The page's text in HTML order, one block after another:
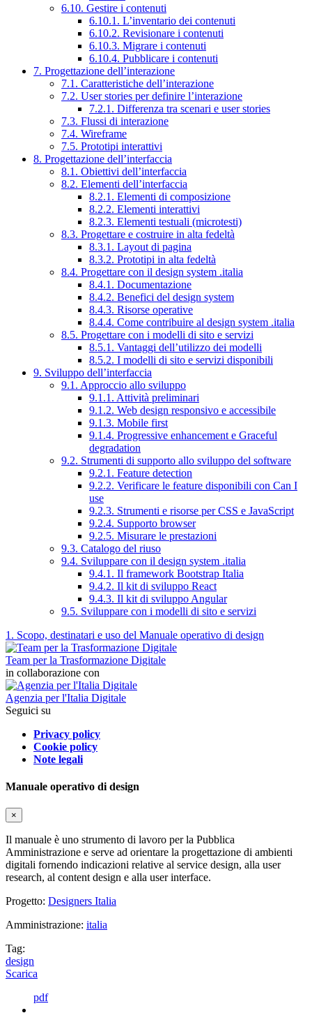
6.10. Gestire i contenuti
6.10.1. L’inventario dei contenuti
6.10.2. Revisionare i contenuti
6.10.3. Migrare i contenuti
6.10.4. Pubblicare i contenuti
7. Progettazione dell’interazione
7.1. Caratteristiche dell’interazione
7.2. User stories per definire l’interazione
7.2.1. Differenza tra scenari e user stories
7.3. Flussi di interazione
7.4. Wireframe
7.5. Prototipi interattivi
8. Progettazione dell’interfaccia
8.1. Obiettivi dell’interfaccia
8.2. Elementi dell’interfaccia
8.2.1. Elementi di composizione
8.2.2. Elementi interattivi
8.2.3. Elementi testuali (microtesti)
8.3. Progettare e costruire in alta fedeltà
8.3.1. Layout di pagina
8.3.2. Prototipi in alta fedeltà
8.4. Progettare con il design system .italia
8.4.1. Documentazione
8.4.2. Benefici del design system
8.4.3. Risorse operative
8.4.4. Come contribuire al design system .italia
8.5. Progettare con i modelli di sito e servizi
8.5.1. Vantaggi dell’utilizzo dei modelli
8.5.2. I modelli di sito e servizi disponibili
9. Sviluppo dell’interfaccia
9.1. Approccio allo sviluppo
9.1.1. Attività preliminari
9.1.2. Web design responsivo e accessibile
9.1.3. Mobile first
9.1.4. Progressive enhancement e Graceful
degradation
9.2. Strumenti di supporto allo sviluppo del software
9.2.1. Feature detection
9.2.2. Verificare le feature disponibili con Can I
use
9.2.3. Strumenti e risorse per CSS e JavaScript
9.2.4. Supporto browser
9.2.5. Misurare le prestazioni
9.3. Catalogo del riuso
9.4. Sviluppare con il design system .italia
9.4.1. Il framework Bootstrap Italia
9.4.2. Il kit di sviluppo React
9.4.3. Il kit di sviluppo Angular
9.5. Sviluppare con i modelli di sito e servizi
1. Scopo, destinatari e uso del Manuale operativo di design
Team per la Trasformazione Digitale
in collaborazione con
Agenzia per l'Italia Digitale
Seguici su
Privacy policy
Cookie policy
Note legali
Manuale operativo di design
×
Il manuale è uno strumento di lavoro per la Pubblica
Amministrazione e serve ad orientare la progettazione di ambienti
digitali fornendo indicazioni relative al service design, alla user
research, al content design e alla user interface.
Progetto: Designers Italia
Amministrazione: italia
Tag:
design
Scarica
pdf